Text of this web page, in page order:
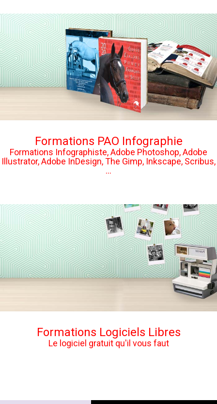
Formations PAO Infographie
Formations Infographiste, Adobe Photoshop, Adobe
Illustrator, Adobe InDesign, The Gimp, Inkscape, Scribus,
...
Formations Logiciels Libres
Le logiciel gratuit qu'il vous faut